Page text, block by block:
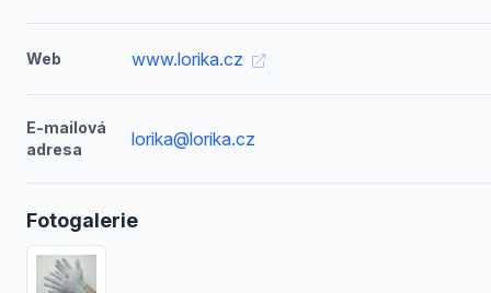
Web www.lorika.cz
E-mailová
adresa
lorika@lorika.cz
Fotogalerie